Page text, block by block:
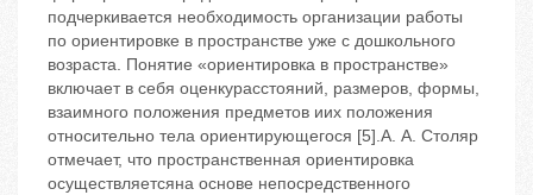
подчеркивается необходимость организации работы
по ориентировке в пространстве уже с дошкольного
возраста. Понятие «ориентировка в пространстве»
включает в себя оценкурасстояний, размеров, формы,
взаимного положения предметов иих положения
относительно тела ориентирующегося [5].А. А. Столяр
отмечает, что пространственная ориентировка
осуществляетсяна основе непосредственного